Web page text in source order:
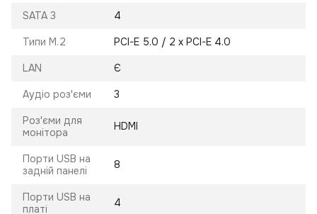
SATA 3 4
Типи M.2 PCI-E 5.0 / 2 х PCI-E 4.0
LAN Є
Аудіо роз'єми 3
Роз'єми для
монітора
HDMI
Порти USB на
задній панелі
8
Порти USB на
платі
4